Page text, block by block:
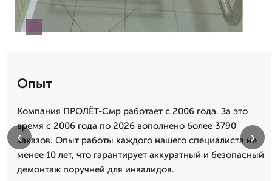
Опыт
Компания ПРОЛЁТ-Смр работает с 2006 года. За это
время с 2006 года по 2026 вополнено более 3790
заказов. Опыт работы каждого нашего специалиста не
менее 10 лет, что гарантирует аккуратный и безопасный
демонтаж поручней для инвалидов.
‹ ›